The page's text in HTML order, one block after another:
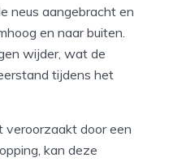
neus aangebracht en
en naar buiten.
wijder, wat de
tijdens het
veroorzaakt door een
kan deze